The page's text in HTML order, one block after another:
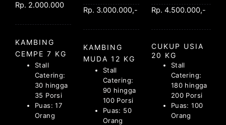
Rp. 2.000.000
KAMBING
CEMPE 7 KG
Stall
Catering:
30 hingga
35 Porsi
Puas: 17
Orang
Rp. 3.000.000,-
KAMBING
MUDA 12 KG
Stall
Catering:
90 hingga
100 Porsi
Puas: 50
Orang
Rp. 4.500.000,-
CUKUP USIA
20 KG
Stall
Catering:
180 hingga
200 Porsi
Puas: 100
Orang